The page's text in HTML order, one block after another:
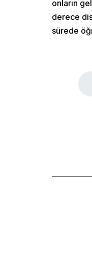
onların
derece
sürede